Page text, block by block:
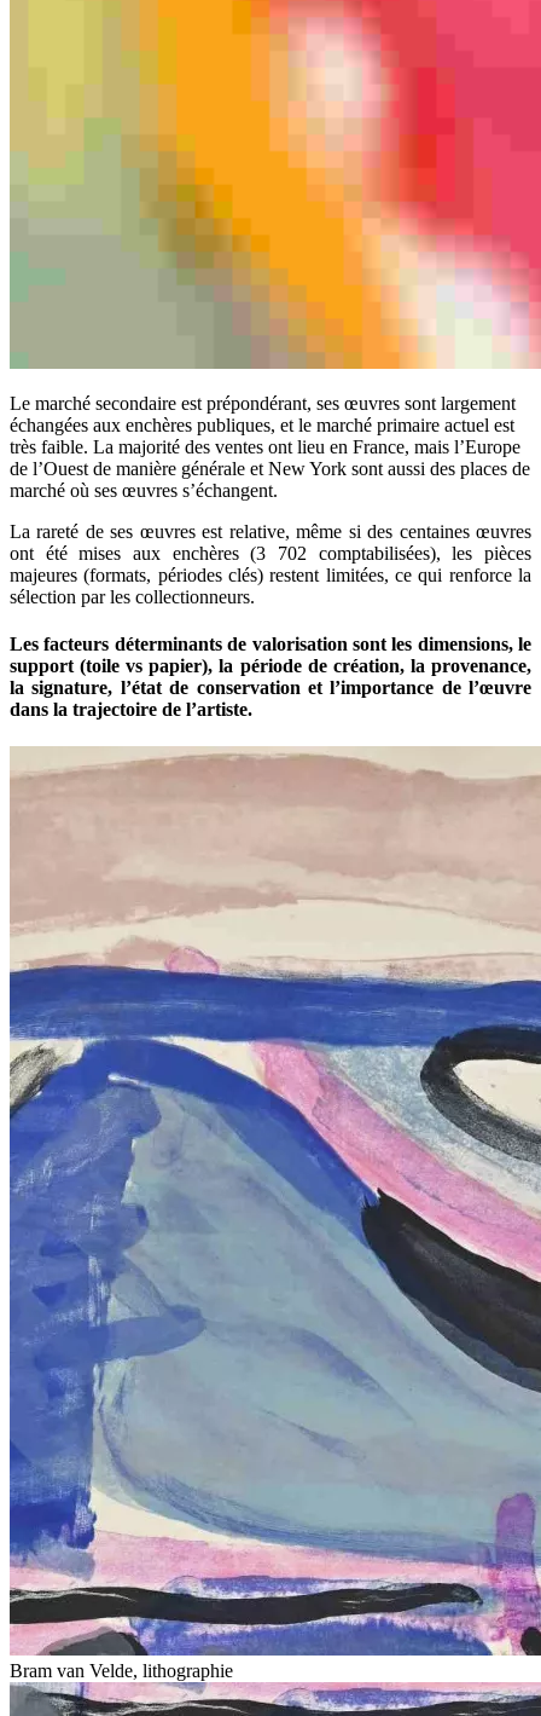
Le marché secondaire est prépondérant, ses œuvres sont largement
échangées aux enchères publiques, et le marché primaire actuel est
très faible. La majorité des ventes ont lieu en France, mais l’Europe
de l’Ouest de manière générale et New York sont aussi des places de
marché où ses œuvres s’échangent.
La rareté de ses œuvres est relative, même si des centaines œuvres
ont été mises aux enchères (3 702 comptabilisées), les pièces
majeures (formats, périodes clés) restent limitées, ce qui renforce la
sélection par les collectionneurs.
Les facteurs déterminants de valorisation sont les dimensions, le
support (toile vs papier), la période de création, la provenance,
la signature, l’état de conservation et l’importance de l’œuvre
dans la trajectoire de l’artiste.
Bram van Velde, lithographie